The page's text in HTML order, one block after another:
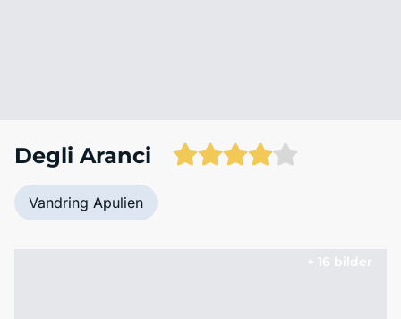
Degli Aranci
Vandring Apulien
+ 16 bilder